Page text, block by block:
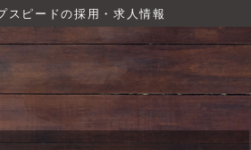
スピードの採用・求人情報